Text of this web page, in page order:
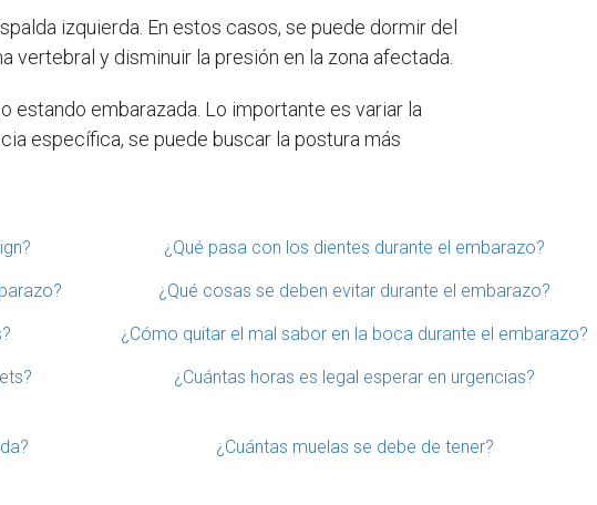
izquierda. En estos casos, se puede dormir del
vertebral y disminuir la presión en la zona afectada.
estando embarazada. Lo importante es variar la
específica, se puede buscar la postura más
¿Qué pasa con los dientes durante el embarazo?
¿Qué cosas se deben evitar durante el embarazo?
¿Cómo quitar el mal sabor en la boca durante el embarazo?
¿Cuántas horas es legal esperar en urgencias?
¿Cuántas muelas se debe de tener?